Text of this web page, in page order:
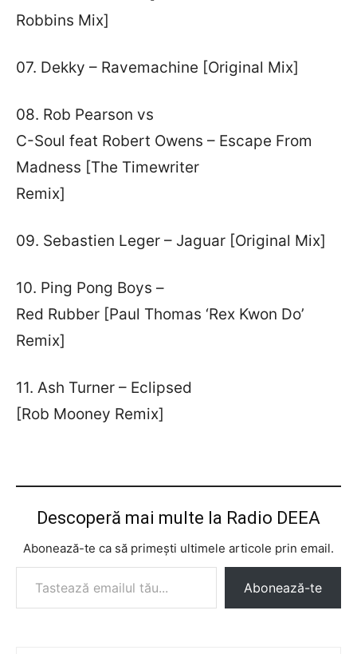
Robbins Mix]
07. Dekky – Ravemachine [Original Mix]
08. Rob Pearson vs
C-Soul feat Robert Owens – Escape From
Madness [The Timewriter
Remix]
09. Sebastien Leger – Jaguar [Original Mix]
10. Ping Pong Boys –
Red Rubber [Paul Thomas ‘Rex Kwon Do’
Remix]
11. Ash Turner – Eclipsed
[Rob Mooney Remix]
Descoperă mai multe la Radio DEEA
Abonează-te ca să primești ultimele articole prin email.
Tastează emailul tău...
Abonează-te